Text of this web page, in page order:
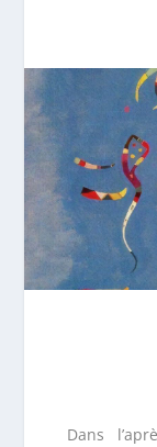
Dans